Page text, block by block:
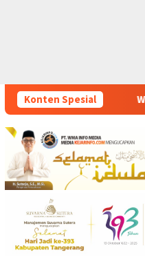
Konten Spesial
Adukan Kades Buaran